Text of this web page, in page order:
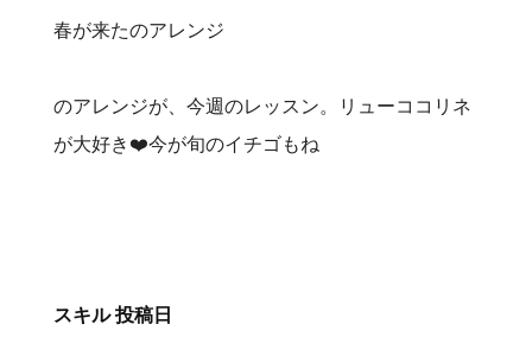
春が来たのアレンジ
のアレンジが、今週のレッスン。リューココリネ
が大好き❤️今が旬のイチゴもね
スキル 投稿日